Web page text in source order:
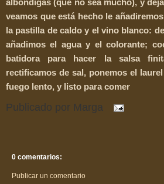
veamos que está hecho le
la pastilla de caldo y el vino blanco:
añadimos el agua y el colorante;
batidora para hacer la salsa
rectificamos de sal, ponemos el
fuego lento, y listo para comer
Publicado por Marga
0 comentarios:
Publicar un comentario